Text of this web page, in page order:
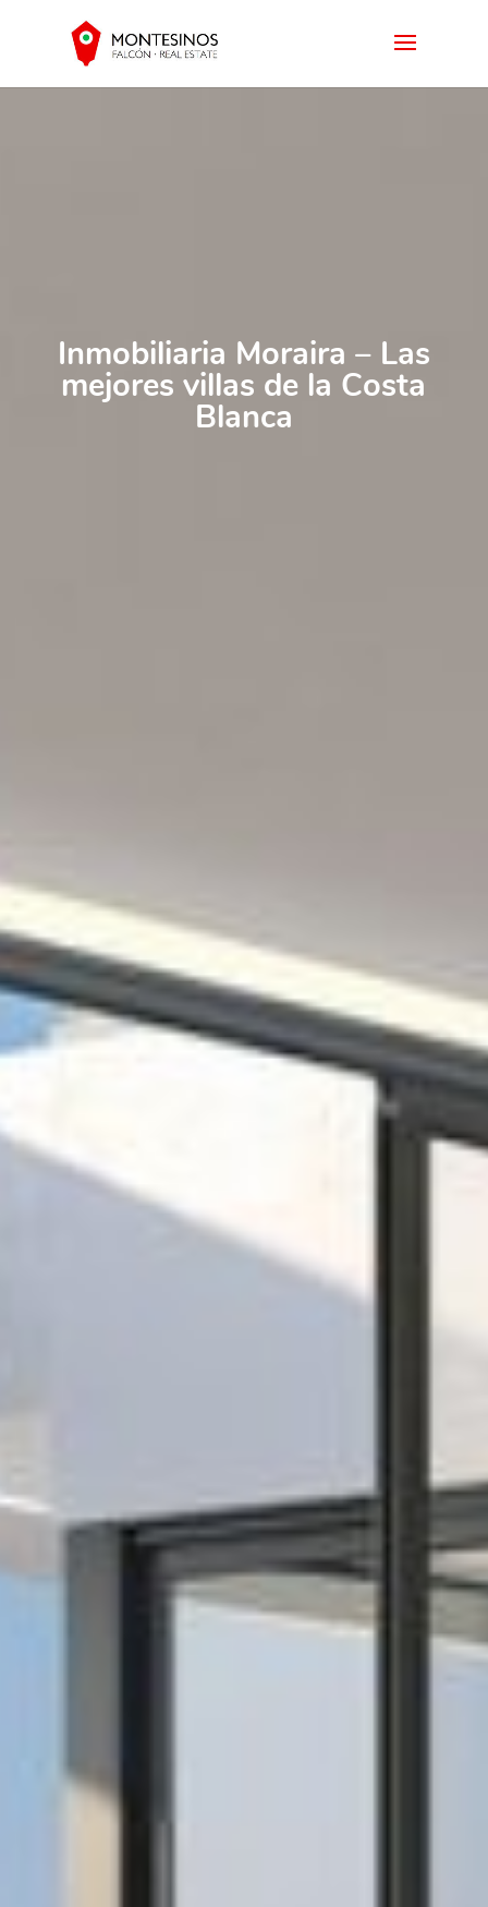
Inmobiliaria Moraira – Las
mejores villas de la Costa
Blanca